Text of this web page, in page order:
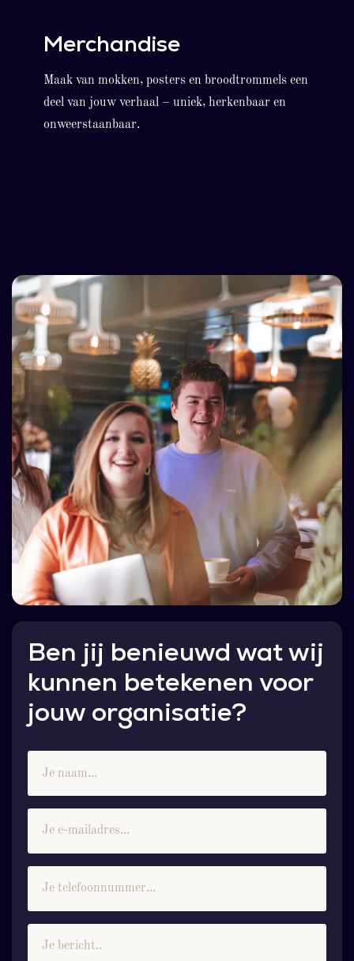
Merchandise
Maak van mokken, posters en broodtrommels een
deel van jouw verhaal – uniek, herkenbaar en
onweerstaanbaar.
Ben jij benieuwd wat wij
kunnen betekenen voor
jouw organisatie?